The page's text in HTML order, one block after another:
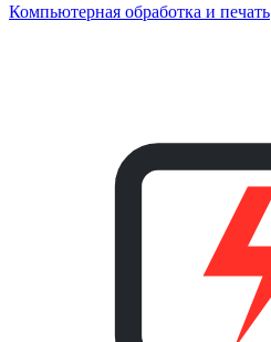
Компьютерная обработка и печать